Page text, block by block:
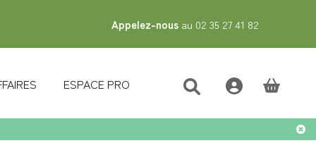
Appelez-nous au 02 35 27 41 82
ESPACE PRO